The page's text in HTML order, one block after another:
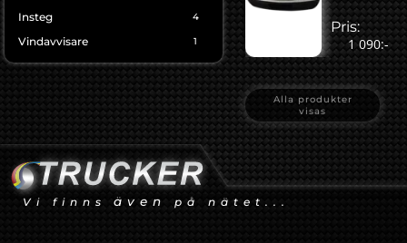
Insteg 4
Vindavvisare 1
Pris:
1 090:-
Alla produkter
visas
Vi finns även på nätet...